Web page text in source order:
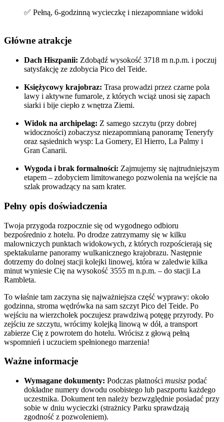
✅ Pełną, 6-godzinną wycieczkę i niezapomniane widoki
Główne atrakcje
Dach Hiszpanii: Zdobądź wysokość 3718 m n.p.m. i poczuj
satysfakcję ze zdobycia Pico del Teide.
Księżycowy krajobraz: Trasa prowadzi przez czarne pola
lawy i aktywne fumarole, z których wciąż unosi się zapach
siarki i bije ciepło z wnętrza Ziemi.
Widok na archipelag: Z samego szczytu (przy dobrej
widoczności) zobaczysz niezapomnianą panoramę Teneryfy
oraz sąsiednich wysp: La Gomery, El Hierro, La Palmy i
Gran Canarii.
Wygoda i brak formalności: Zajmujemy się najtrudniejszym
etapem – zdobyciem limitowanego pozwolenia na wejście na
szlak prowadzący na sam krater.
Pełny opis doświadczenia
Twoja przygoda rozpocznie się od wygodnego odbioru
bezpośrednio z hotelu. Po drodze zatrzymamy się w kilku
malowniczych punktach widokowych, z których rozpościerają się
spektakularne panoramy wulkanicznego krajobrazu. Następnie
dotrzemy do dolnej stacji kolejki linowej, która w zaledwie kilka
minut wyniesie Cię na wysokość 3555 m n.p.m. – do stacji La
Rambleta.
To właśnie tam zaczyna się najważniejsza część wyprawy: około
godzinna, stroma wędrówka na sam szczyt Pico del Teide. Po
wejściu na wierzchołek poczujesz prawdziwą potęgę przyrody. Po
zejściu ze szczytu, wrócimy kolejką linową w dół, a transport
zabierze Cię z powrotem do hotelu. Wrócisz z głową pełną
wspomnień i uczuciem spełnionego marzenia!
Ważne informacje
Wymagane dokumenty: Podczas płatności musisz podać
dokładne numery dowodu osobistego lub paszportu każdego
uczestnika. Dokument ten należy bezwzględnie posiadać przy
sobie w dniu wycieczki (strażnicy Parku sprawdzają
zgodność z pozwoleniem).